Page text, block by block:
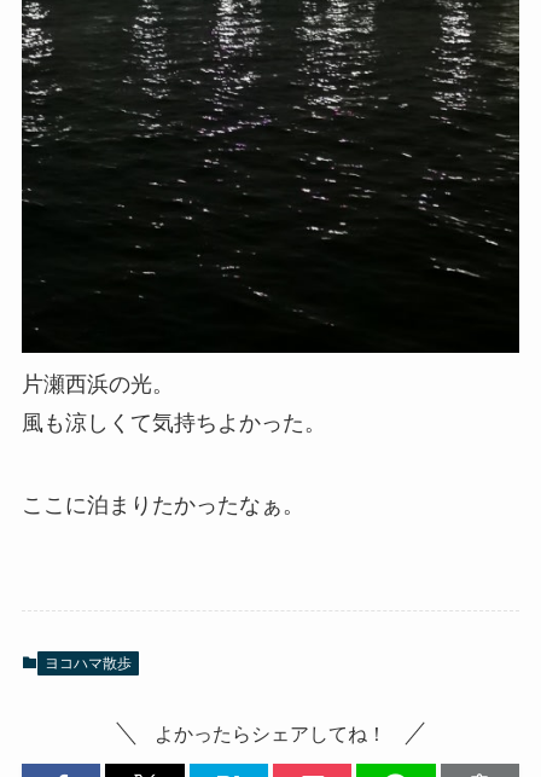
片瀬西浜の光。
風も涼しくて気持ちよかった。
ここに泊まりたかったなぁ。
ヨコハマ散歩
よかったらシェアしてね！